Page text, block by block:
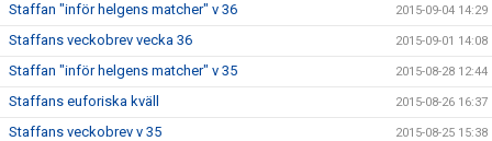
Staffan "inför helgens matcher" v 36 2015-09-04 14:29
Staffans veckobrev vecka 36 2015-09-01 14:08
Staffan "inför helgens matcher" v 35 2015-08-28 12:44
Staffans euforiska kväll 2015-08-26 16:37
Staffans veckobrev v 35 2015-08-25 15:38